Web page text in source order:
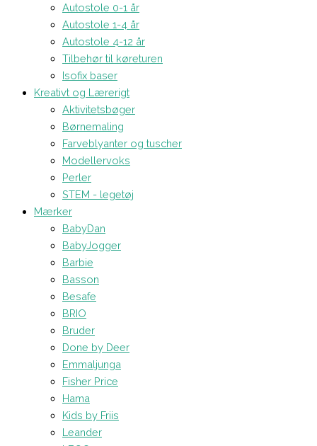
Autostole 0-1 år
Autostole 1-4 år
Autostole 4-12 år
Tilbehør til køreturen
Isofix baser
Kreativt og Lærerigt
Aktivitetsbøger
Børnemaling
Farveblyanter og tuscher
Modellervoks
Perler
STEM - legetøj
Mærker
BabyDan
BabyJogger
Barbie
Basson
Besafe
BRIO
Bruder
Done by Deer
Emmaljunga
Fisher Price
Hama
Kids by Friis
Leander